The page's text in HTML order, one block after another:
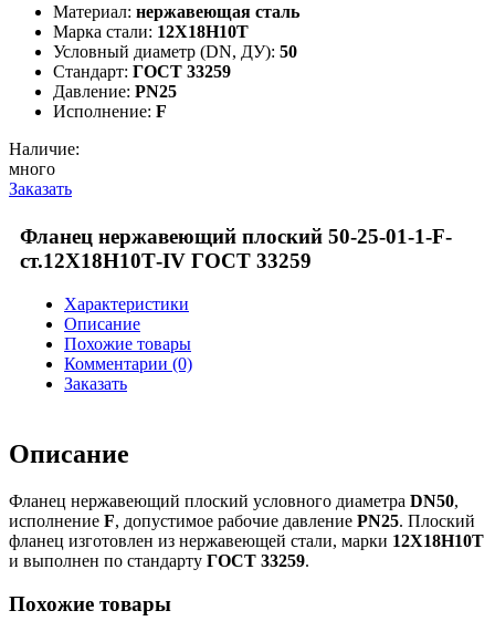
Материал: нержавеющая сталь
Марка стали: 12Х18Н10Т
Условный диаметр (DN, ДУ): 50
Стандарт: ГОСТ 33259
Давление: PN25
Исполнение: F
Наличие:
много
Заказать
Фланец нержавеющий плоский 50-25-01-1-F-
ст.12Х18Н10Т-IV ГОСТ 33259
Характеристики
Описание
Похожие товары
Комментарии (0)
Заказать
Описание
Фланец нержавеющий плоский условного диаметра DN50,
исполнение F, допустимое рабочие давление PN25. Плоский
фланец изготовлен из нержавеющей стали, марки 12Х18Н10Т
и выполнен по стандарту ГОСТ 33259.
Похожие товары